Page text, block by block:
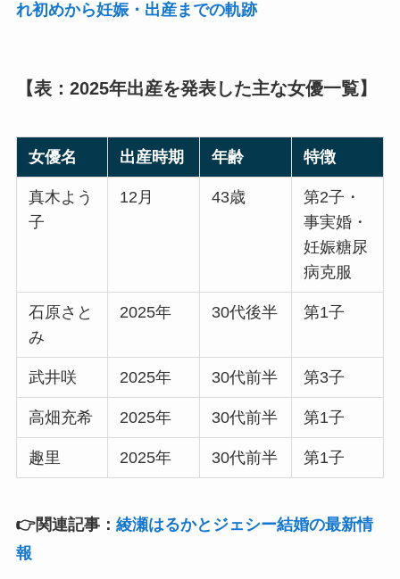
れ初めから妊娠・出産までの軌跡
【表：2025年出産を発表した主な女優一覧】
女優名 出産時期 年齢 特徴
真木よう
子
12月 43歳
第2子・
事実婚・
妊娠糖尿
病克服
石原さと
み
2025年 30代後半 第1子
武井咲 2025年 30代前半 第3子
高畑充希 2025年 30代前半 第1子
趣里 2025年 30代前半 第1子
👉関連記事： 綾瀬はるかとジェシー結婚の最新情
報